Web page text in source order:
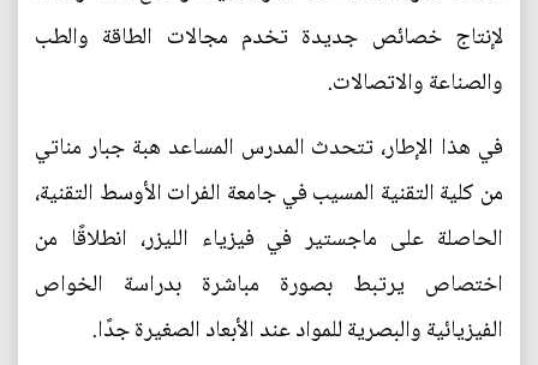
لإنتاج خصائص جديدة تخدم مجالات الطاقة والطب
والصناعة والاتصالات.
في هذا الإطار، تتحدث المدرس المساعد هبة جبار مناتي
من كلية التقنية المسيب في جامعة الفرات الأوسط التقنية،
الحاصلة على ماجستير في فيزياء الليزر، انطلاقًا من
اختصاص يرتبط بصورة مباشرة بدراسة الخواص
الفيزيائية والبصرية للمواد عند الأبعاد الصغيرة جدًا.